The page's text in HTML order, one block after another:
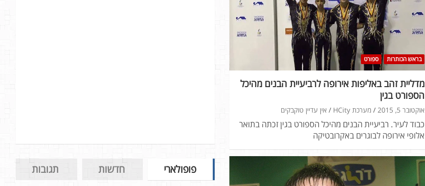
בראש הכותרות ספורט
מדליית זהב באליפות אירופה לרביעיית הבנים מהיכל
הספורט בגין
אוקטובר 5, 2015 מערכת HCity אין עדיין טוקבקים
כבוד לעיר. רביעיית הבנים מהיכל הספורט בגין זכתה בתואר
אלופי אירופה לבוגרים באקרובטיקה
פופולארי חדשות תגובות